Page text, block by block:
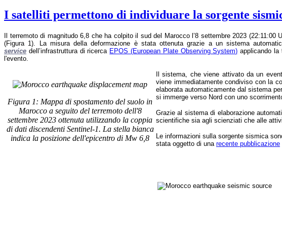
I satelliti permettono di individuare la sorgente
Il terremoto di magnitudo 6,8 che ha colpito il sud del Marocco l’8 settembre 2023
(Figura 1). La misura della deformazione è stata ottenuta grazie a un sistema
service dell’infrastruttura di ricerca EPOS (European Plate Observing System) applicando la
l'evento.
Figura 1: Mappa di spostamento del suolo in
Marocco a seguito del terremoto dell'8
settembre 2023 ottenuta utilizzando la coppia
di dati discendenti Sentinel-1. La stella bianca
indica la posizione dell'epicentro di Mw 6,8
Il sistema, che viene attivato da un
viene immediatamente condiviso con la
elaborata automaticamente dal sistema
si immerge verso Nord con uno
Grazie al sistema di elaborazione
scientifiche sia agli scienziati che alle
Le informazioni sulla sorgente sismica
stata oggetto di una recente pubblicazione